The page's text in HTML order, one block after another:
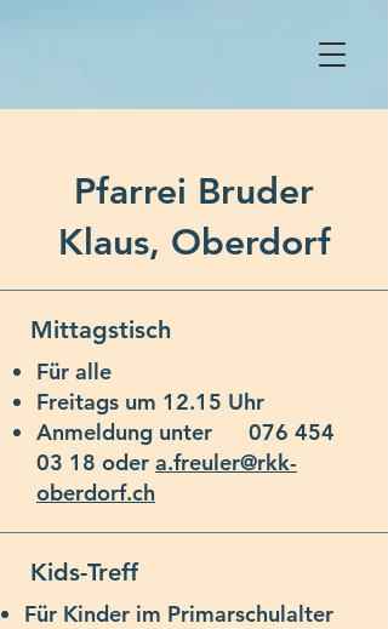
Pfarrei Bruder
Klaus, Oberdorf
Mittagstisch
Für alle
Freitags um 12.15 Uhr
Anmeldung unter 076 454
03 18 oder a.freuler@rkk-
oberdorf.ch
Kids-Treff
Für Kinder im Primarschulalter